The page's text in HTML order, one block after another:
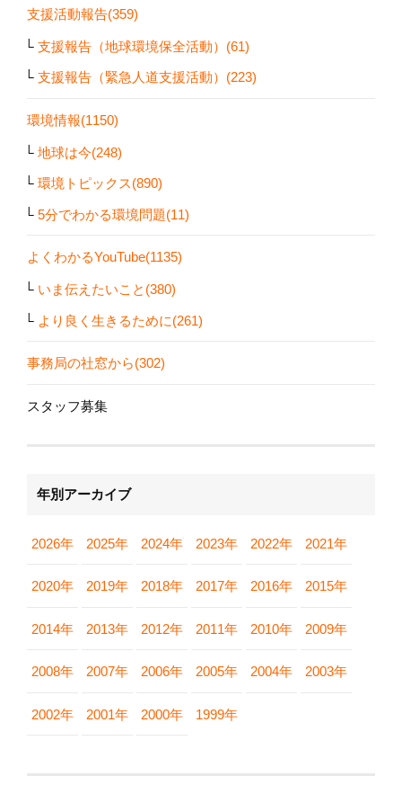
支援活動報告(359)
支援報告（地球環境保全活動）(61)
支援報告（緊急人道支援活動）(223)
環境情報(1150)
地球は今(248)
環境トピックス(890)
5分でわかる環境問題(11)
よくわかるYouTube(1135)
いま伝えたいこと(380)
より良く生きるために(261)
事務局の社窓から(302)
スタッフ募集
年別アーカイブ
2026年 2025年 2024年 2023年 2022年 2021年
2020年 2019年 2018年 2017年 2016年 2015年
2014年 2013年 2012年 2011年 2010年 2009年
2008年 2007年 2006年 2005年 2004年 2003年
2002年 2001年 2000年 1999年